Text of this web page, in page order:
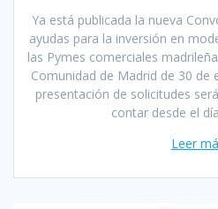
Ya está publicada la nueva
ayudas para la inversión en
las Pymes comerciales
Comunidad de Madrid de 30 de
presentación de solicitudes
contar desde el
Leer